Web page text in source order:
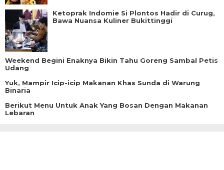
Ketoprak Indomie Si Plontos Hadir di Curug,
Bawa Nuansa Kuliner Bukittinggi
Weekend Begini Enaknya Bikin Tahu Goreng Sambal Petis
Udang
Yuk, Mampir Icip-icip Makanan Khas Sunda di Warung
Binaria
Berikut Menu Untuk Anak Yang Bosan Dengan Makanan
Lebaran